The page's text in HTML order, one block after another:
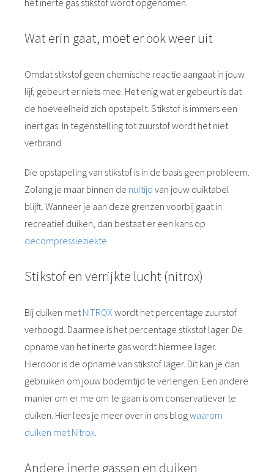
Wat erin gaat, moet er ook weer uit
Omdat stikstof geen chemische reactie aangaat in jouw
lijf, gebeurt er niets mee. Het enig wat er gebeurt is dat
de hoeveelheid zich opstapelt. Stikstof is immers een
inert gas. In tegenstelling tot zuurstof wordt het niet
verbrand.
Die opstapeling van stikstof is in de basis geen probleem.
Zolang je maar binnen de nultijd van jouw duiktabel
blijft. Wanneer je aan deze grenzen voorbij gaat in
recreatief duiken, dan bestaat er een kans op
decompressieziekte
Stikstof en verrijkte lucht (nitrox)
Bij duiken met NITROX wordt het percentage zuurstof
verhoogd. Daarmee is het percentage stikstof lager. De
opname van het inerte gas wordt hiermee lager.
Hierdoor is de opname van stikstof lager. Dit kan je dan
gebruiken om jouw bodemtijd te verlengen. Een andere
manier om er me om te gaan is om conservatiever te
duiken. Hier lees je meer over in ons blogwaarom
duiken met Nitrox
Andere inerte gassen en duiken